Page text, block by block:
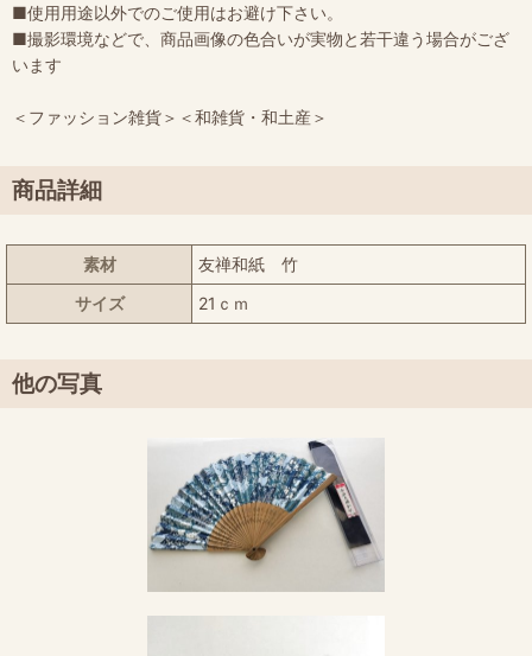
■使用用途以外でのご使用はお避け下さい。
■撮影環境などで、商品画像の色合いが実物と若干違う場合がござ
います
＜ファッション雑貨＞＜和雑貨・和土産＞
商品詳細
素材
友禅和紙 竹
サイズ
21ｃｍ
他の写真